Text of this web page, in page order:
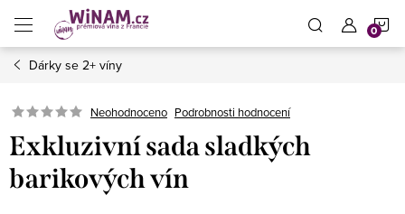
obsah
Dárky se 2+ víny
Neohodnoceno Podrobnosti hodnocení
Exkluzivní sada sladkých
barikových vín